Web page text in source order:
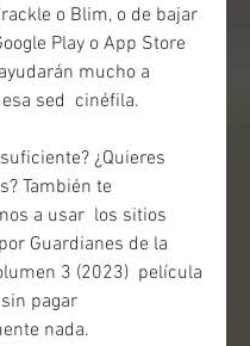
o Blim, o de bajar
Play o App Store
mucho a
sed  cinéfila.
También te
a usar  los sitios
Guardianes de la
3 (2023)  película
pagar
nada.